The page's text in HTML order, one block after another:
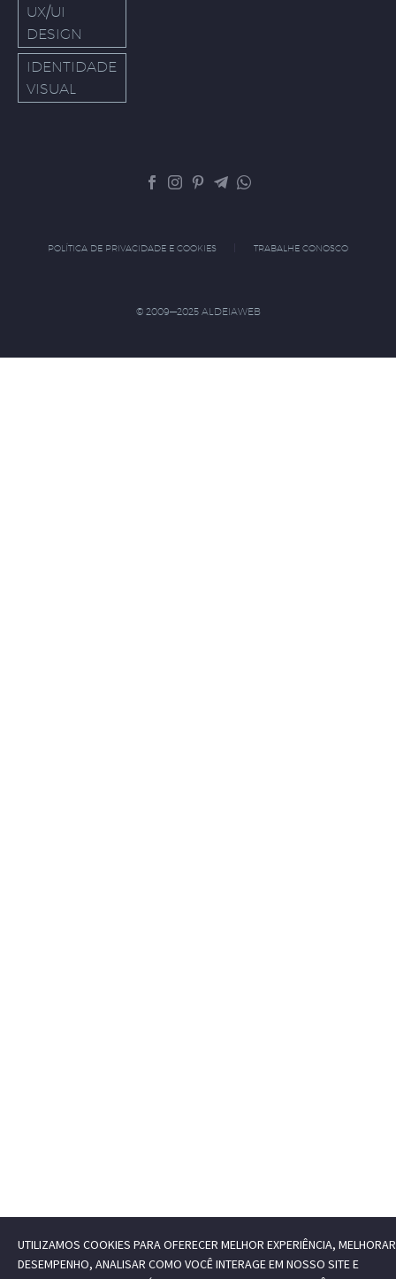
UX/UI
DESIGN
IDENTIDADE
VISUAL
POLÍTICA DE PRIVACIDADE E COOKIES TRABALHE CONOSCO
© 2009—2025 ALDEIAWEB
UTILIZAMOS COOKIES PARA OFERECER MELHOR EXPERIÊNCIA,
DESEMPENHO, ANALISAR COMO VOCÊ INTERAGE EM NOSSO SITE E